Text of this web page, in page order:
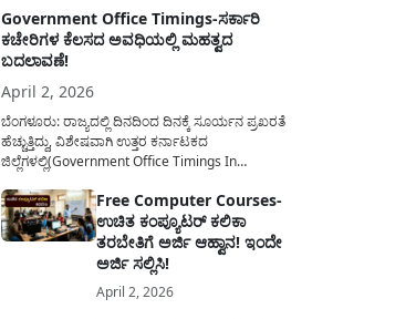
Government Office Timings-ಸರ್ಕಾರಿ
ಕಚೇರಿಗಳ ಕೆಲಸದ ಅವಧಿಯಲ್ಲಿ ಮಹತ್ವದ
ಬದಲಾವಣೆ!
April 2, 2026
ಬೆಂಗಳೂರು: ರಾಜ್ಯದಲ್ಲಿ ದಿನದಿಂದ ದಿನಕ್ಕೆ ಸೂರ್ಯನ ಪ್ರಖರತೆ
ಹೆಚ್ಚುತ್ತಿದ್ದು, ವಿಶೇಷವಾಗಿ ಉತ್ತರ ಕರ್ನಾಟಕದ
ಜಿಲ್ಲೆಗಳಲ್ಲಿ(Government Office Timings In
ಹಿನ್ನೆಲೆಯಲ್ಲಿ ಸರ್ಕಾರಿ ನೌಕರರ ಹಿತದೃಷ್ಟಿಯಿಂದ ಹಾಗೂ
ಸಾರ್ವಜನಿಕರ ಅನುಕೂಲಕ್ಕಾಗಿ ಕರ್ನಾಟಕ ಸರ್ಕಾರವು
ಮಹತ್ವದ ನಿರ್ಧಾರವೊಂದನ್ನು ಕೈಗೊಂಡಿದೆ. ಕಿತ್ತೂರು ಕರ್ನಾಟಕ
ಮತ್ತು ಕಲ್ಯಾಣ ಕರ್ನಾಟಕದ ಒಟ್ಟು 9 ಜಿಲ್ಲೆಗಳಲ್ಲಿ ಏಪ್ರಿಲ್...
Free Computer Courses-
ಉಚಿತ ಕಂಪ್ಯೂಟರ್ ಕಲಿಕಾ
ತರಬೇತಿಗೆ ಅರ್ಜಿ ಆಹ್ವಾನ! ಇಂದೇ
ಅರ್ಜಿ ಸಲ್ಲಿಸಿ!
April 2, 2026